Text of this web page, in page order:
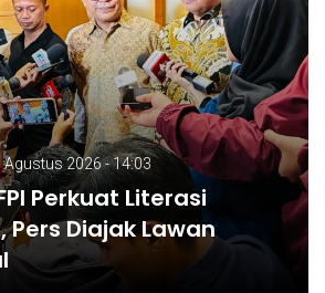
2026 - 14:03
Perkuat Literasi
Pers Diajak Lawan